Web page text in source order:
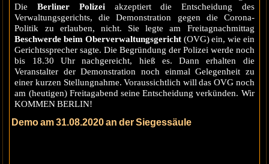
Die Berliner Polizeiakzeptiert die Entscheidung des
Verwaltungsgerichts, die Demonstration gegen die Corona-
Politik zu erlauben, nicht. Sie legte am Freitagnachmittag
Beschwerde beim Oberverwaltungsgericht (OVG) ein, wie ein
Gerichtssprecher sagte. Die Begründung der Polizei werde noch
bis 18.30 Uhr nachgereicht, hieß es. Dann erhalten die
Veranstalter der Demonstration noch einmal Gelegenheit zu
einer kurzen Stellungnahme. Voraussichtlich will das OVG noch
am (heutigen) Freitagabend seine Entscheidung verkünden. Wir
KOMMEN BERLIN!
Demo am 31.08.2020 an der Siegessäule